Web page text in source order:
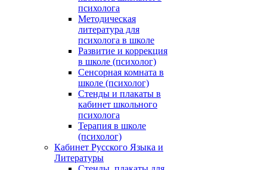
психолога
Методическая
литература для
психолога в школе
Развитие и коррекция
в школе (психолог)
Сенсорная комната в
школе (психолог)
Стенды и плакаты в
кабинет школьного
психолога
Терапия в школе
(психолог)
Кабинет Русского Языка и
Литературы